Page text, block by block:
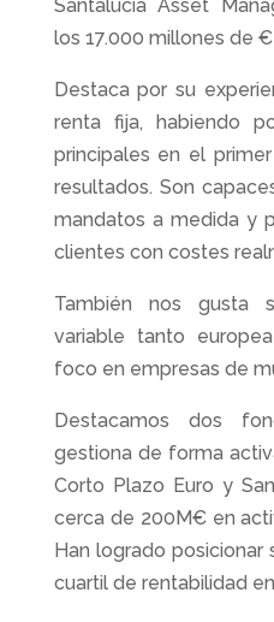
Santalucía Asset
los 17.000 millones de
Destaca por su
renta fija, habiendo
principales en el
resultados. Son
mandatos a medida y
clientes con costes
También nos gusta
variable tanto
foco en empresas de
Destacamos dos
gestiona de forma
Corto Plazo Euro y
cerca de 200M€ en
Han logrado
cuartil de rentabilidad